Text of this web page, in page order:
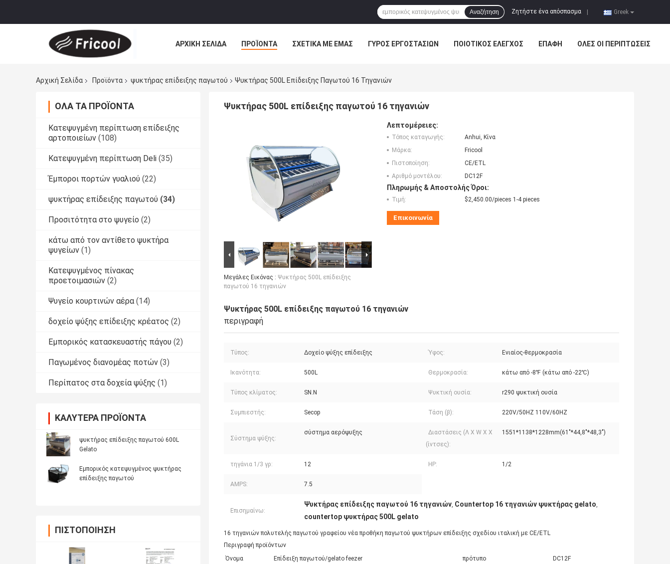
Greek
Ζητήστε ένα απόσπασμα
Αναζήτηση
ΑΡΧΙΚΉ ΣΕΛΊΔΑ ΠΡΟΪΌΝΤΑ ΣΧΕΤΙΚΆ ΜΕ ΕΜΆΣ ΓΎΡΟΣ ΕΡΓΟΣΤΑΣΊΩΝ ΠΟΙΟΤΙΚΌΣ ΈΛΕΓΧΟΣ ΕΠΑΦΉ ΌΛΕΣ ΟΙ ΠΕΡΙΠΤΏΣΕΙΣ
Αρχική Σελίδα Προϊόντα ψυκτήρας επίδειξης παγωτού Ψυκτήρας 500L Επίδειξης Παγωτού 16 Τηγανιών
ΌΛΑ ΤΑ ΠΡΟΪΌΝΤΑ
Κατεψυγμένη περίπτωση επίδειξης
αρτοποιείων (108)
Κατεψυγμένη περίπτωση Deli (35)
Έμποροι πορτών γυαλιού (22)
ψυκτήρας επίδειξης παγωτού (34)
Προσιτότητα στο ψυγείο (2)
κάτω από τον αντίθετο ψυκτήρα
ψυγείων (1)
Κατεψυγμένος πίνακας
προετοιμασιών (2)
Ψυγείο κουρτινών αέρα (14)
δοχείο ψύξης επίδειξης κρέατος (2)
Εμπορικός κατασκευαστής πάγου (2)
Παγωμένος διανομέας ποτών (3)
Περίπατος στα δοχεία ψύξης (1)
ΚΑΛΎΤΕΡΑ ΠΡΟΪΌΝΤΑ
ψυκτήρας επίδειξης παγωτού 600L
Gelato
Εμπορικός κατεψυγμένος ψυκτήρας
επίδειξης παγωτού
ΠΙΣΤΟΠΟΊΗΣΗ
Ψυκτήρας 500L επίδειξης παγωτού 16 τηγανιών
Μεγάλες Εικόνας : Ψυκτήρας 500L επίδειξης
παγωτού 16 τηγανιών
Λεπτομέρειες:
Τόπος καταγωγής:
Anhui, Κίνα
Μάρκα:
Fricool
Πιστοποίηση:
CE/ETL
Αριθμό μοντέλου:
DC12F
Πληρωμής & Αποστολής Όροι:
Τιμή: $2,450.00/pieces 1-4 pieces
Επικοινωνία
Ψυκτήρας 500L επίδειξης παγωτού 16 τηγανιών
περιγραφή
Τύπος: Δοχείο ψύξης επίδειξης Ύφος: Ενιαίος-θερμοκρασία
Ικανότητα: 500L Θερμοκρασία: κάτω από -8℉ (κάτω από -22℃)
Τύπος κλίματος: SN.N Ψυκτική ουσία: r290 ψυκτική ουσία
Συμπιεστής: Secop Τάση (β): 220V/50HZ 110V/60HZ
Σύστημα ψύξης:
σύστημα αερόψυξης
Διαστάσεις (Λ Χ W Χ Χ
(ίντσες):
1551*1138*1228mm(61"*44,8"*48,3")
τηγάνια 1/3 γρ: 12 HP: 1/2
AMPS: 7.5
Επισημαίνω:
Ψυκτήρας επίδειξης παγωτού 16 τηγανιών, Countertop 16 τηγανιών ψυκτήρας gelato,
countertop ψυκτήρας 500L gelato
16 τηγανιών πολυτελής παγωτού γραφείου νέα προθήκη παγωτού ψυκτήρων επίδειξης σχεδίου ιταλική με CE/ETL
Περιγραφή προϊόντων
Όνομα
Επίδειξη παγωτού/gelato feezer πρότυπο DC12F